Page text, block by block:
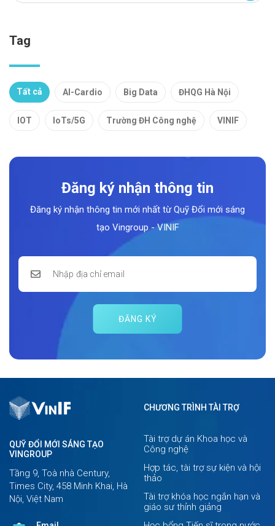
Tag
Tất cả AI-Cardio Big Data ĐHQG Hà Nội
IOT IoTs/5G Trường ĐH Công nghệ VINIF
Đăng ký nhận thông tin
Đăng ký nhận thông tin mới nhất từ Quỹ Đổi mới sáng
tạo Vingroup - VINIF
ĐĂNG KÝ
QUỸ ĐỔI MỚI SÁNG TẠO
VINGROUP
Tầng 9, Toà nhà Century,
Times City, 458 Minh Khai, Hà
Nội, Việt Nam
CHƯƠNG TRÌNH TÀI TRỢ
Tài trợ dự án Khoa học và
Công nghệ
Hợp tác, tài trợ sự kiện và hội
thảo
Tài trợ khóa học ngắn hạn và
giáo sư thỉnh giảng